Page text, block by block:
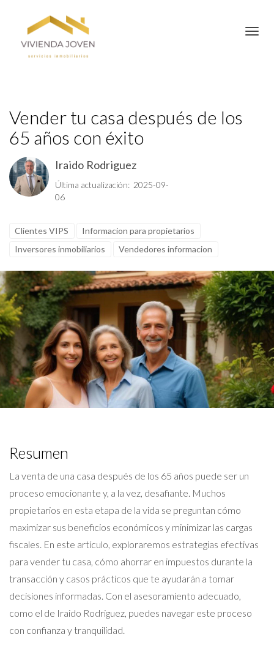
Vender tu casa después de los
65 años con éxito
Iraido Rodriguez
Última actualización: 2025-09-
06
Clientes VIPS
Informacion para propietarios
Inversores inmobiliarios
Vendedores informacion
Resumen
La venta de una casa después de los 65 años puede ser un
proceso emocionante y, a la vez, desafiante. Muchos
propietarios en esta etapa de la vida se preguntan cómo
maximizar sus beneficios económicos y minimizar las cargas
fiscales. En este artículo, exploraremos estrategias efectivas
para vender tu casa, cómo ahorrar en impuestos durante la
transacción y casos prácticos que te ayudarán a tomar
decisiones informadas. Con el asesoramiento adecuado,
como el de Iraido Rodriguez, puedes navegar este proceso
con confianza y tranquilidad.